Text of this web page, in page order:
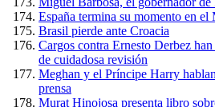
España termina su momento en el
Brasil pierde ante Croacia
Cargos contra Ernesto Derbez
de cuidadosa revisión
Meghan y el Príncipe Harry
prensa
Murat Hinojosa presenta libro